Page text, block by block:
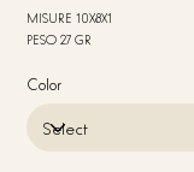
MISURE 10X8X1
PESO 27 GR
Color